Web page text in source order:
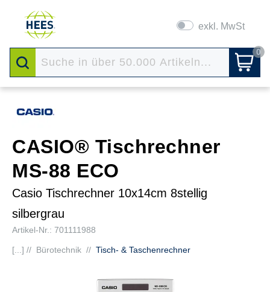
exkl. MwSt
0
CASIO® Tischrechner
MS-88 ECO
Casio Tischrechner 10x14cm 8stellig
silbergrau
Artikel-Nr.: 701111988
[...] // Bürotechnik // Tisch- & Taschenrechner